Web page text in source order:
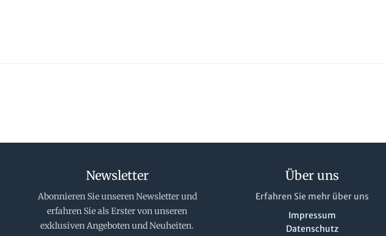
Newsletter
Abonnieren Sie unseren Newsletter und
erfahren Sie als Erster von unseren
exklusiven Angeboten und Neuheiten.
Über uns
Erfahren Sie mehr über uns
Impressum
Datenschutz